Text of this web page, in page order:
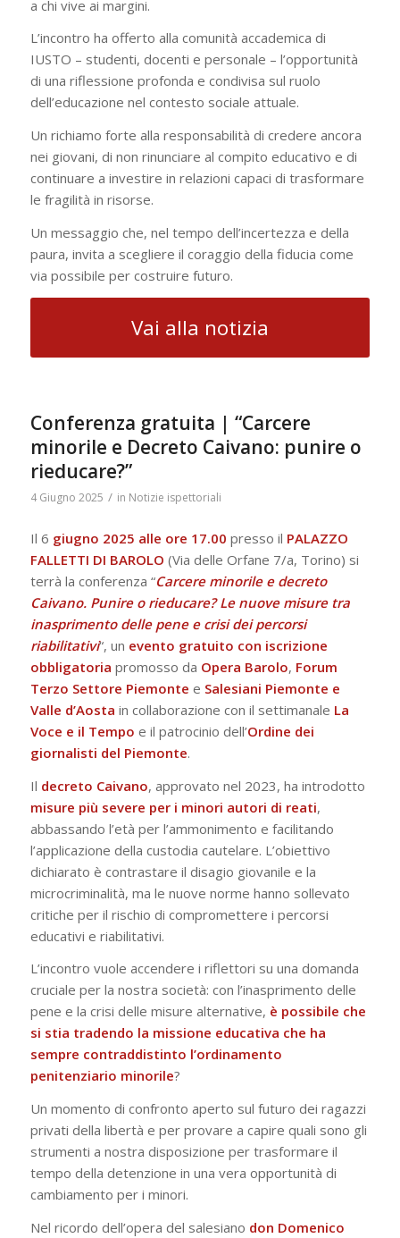
a chi vive ai margini.
L’incontro ha offerto alla comunità accademica di
IUSTO – studenti, docenti e personale – l’opportunità
di una riflessione profonda e condivisa sul ruolo
dell’educazione nel contesto sociale attuale.
Un richiamo forte alla responsabilità di credere ancora
nei giovani, di non rinunciare al compito educativo e di
continuare a investire in relazioni capaci di trasformare
le fragilità in risorse.
Un messaggio che, nel tempo dell’incertezza e della
paura, invita a scegliere il coraggio della fiducia come
via possibile per costruire futuro.
Vai alla notizia
Conferenza gratuita | “Carcere
minorile e Decreto Caivano: punire o
rieducare?”
4 Giugno 2025 / in Notizie ispettoriali
Il 6 giugno 2025 alle ore 17.00 presso il PALAZZO
FALLETTI DI BAROLO (Via delle Orfane 7/a, Torino) si
terrà la conferenza “Carcere minorile e decreto
Caivano. Punire o rieducare?Le nuove misure tra
inasprimento delle pene e crisi dei percorsi
riabilitativi“, un evento gratuito con iscrizione
obbligatoria promosso da Opera Barolo, Forum
Terzo Settore Piemonte e Salesiani Piemonte e
Valle d’Aosta in collaborazione con il settimanale La
Voce e il Tempo e il patrocinio dell’Ordine dei
giornalisti del Piemonte.
Il decreto Caivano, approvato nel 2023, ha introdotto
misure più severe per i minori autori di reati,
abbassando l’età per l’ammonimento e facilitando
l’applicazione della custodia cautelare. L’obiettivo
dichiarato è contrastare il disagio giovanile e la
microcriminalità, ma le nuove norme hanno sollevato
critiche per il rischio di compromettere i percorsi
educativi e riabilitativi.
L’incontro vuole accendere i riflettori su una domanda
cruciale per la nostra società: con l’inasprimento delle
pene e la crisi delle misure alternative, è possibile che
si stia tradendo la missione educativa che ha
sempre contraddistinto l’ordinamento
penitenziario minorile?
Un momento di confronto aperto sul futuro dei ragazzi
privati della libertà e per provare a capire quali sono gli
strumenti a nostra disposizione per trasformare il
tempo della detenzione in una vera opportunità di
cambiamento per i minori.
Nel ricordo dell’opera del salesiano don Domenico